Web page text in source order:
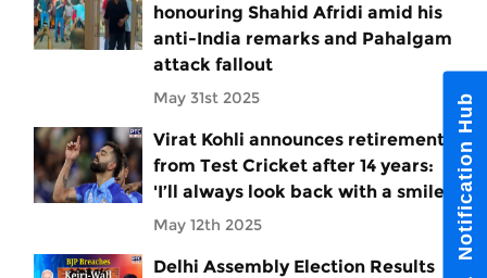
honouring Shahid Afridi amid his
anti-India remarks and Pahalgam
attack fallout
May 31st 2025
Virat Kohli announces retirement
from Test Cricket after 14 years:
'I’ll always look back with a smile'
May 12th 2025
Delhi Assembly Election Results
Notification Hub